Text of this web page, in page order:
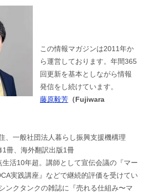
この情報マガジンは2011年か
ら運営しております。年間365
回更新を基本としながら情報
発信をし続けています。
藤原毅芳 （Fujiwara
、一般社団法人暮らし振興支援機構理
冊、海外翻訳出版1冊
活10年超。講師として宣伝会議の『マー
実践講座』などで継続的評価を受けてい
ンクタンクの雑誌に『売れる仕組み〜マ